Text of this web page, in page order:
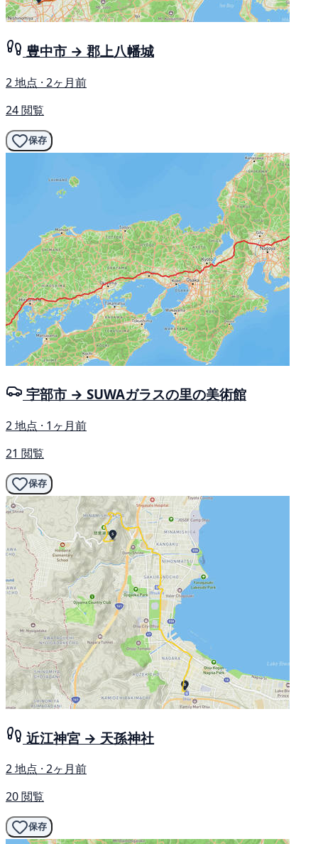
豊中市 → 郡上八幡城
2 地点 · 2ヶ月前
24 閲覧
保存
宇部市 → SUWAガラスの里の美術館
2 地点 · 1ヶ月前
21 閲覧
保存
近江神宮 → 天孫神社
2 地点 · 2ヶ月前
20 閲覧
保存